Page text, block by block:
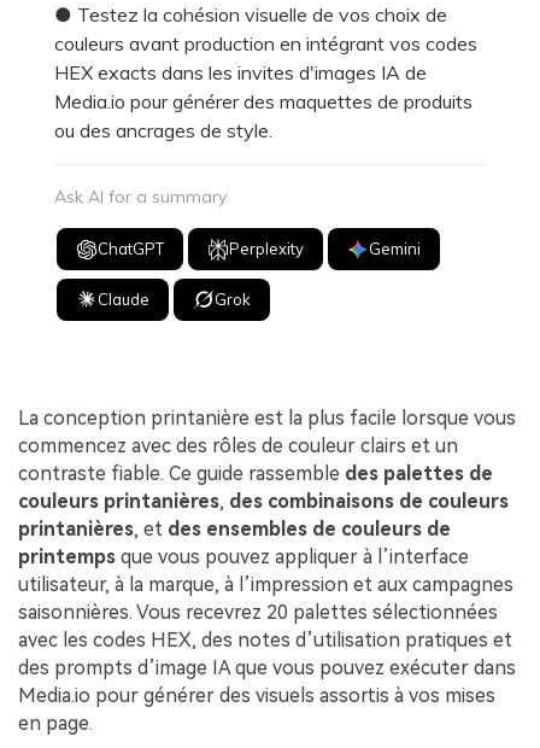
● Testez la cohésion visuelle de vos choix de
couleurs avant production en intégrant vos codes
HEX exacts dans les invites d'images IA de
Media.io pour générer des maquettes de produits
ou des ancrages de style.
Ask AI for a summary
ChatGPT Perplexity Gemini
Claude Grok
La conception printanière est la plus facile lorsque vous
commencez avec des rôles de couleur clairs et un
contraste fiable. Ce guide rassemble des palettes de
couleurs printanières, des combinaisons de couleurs
printanières, et des ensembles de couleurs de
printemps que vous pouvez appliquer à l’interface
utilisateur, à la marque, à l’impression et aux campagnes
saisonnières. Vous recevrez 20 palettes sélectionnées
avec les codes HEX, des notes d’utilisation pratiques et
des prompts d’image IA que vous pouvez exécuter dans
Media.io pour générer des visuels assortis à vos mises
en page.